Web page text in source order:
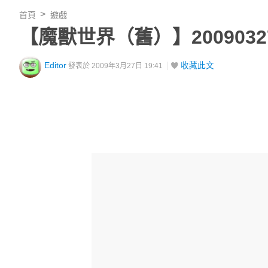
首頁 遊戲
【魔獸世界（舊）】
Editor 發表於 2009年3月27日 19:41 收藏此文